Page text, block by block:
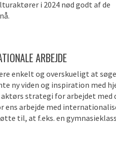
i 2024 nød godt af de
ARBEJDE
enkelt og overskueligt at søge
ny viden og inspiration med
strategi for arbejdet med
ens arbejde med
til, at f.eks. en